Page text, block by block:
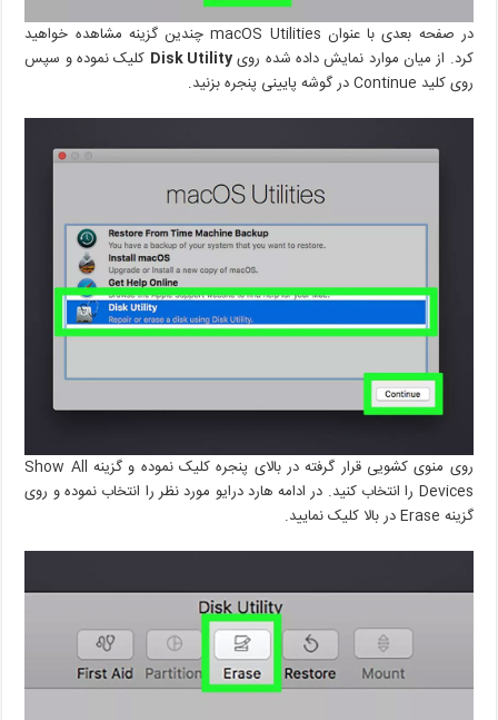
در صفحه بعدی با عنوان macOS Utilities چندین گزینه مشاهده خواهید
کرد. از میان موارد نمایش داده شده رویDisk Utility کلیک نموده و سپس
روی کلید Continue در گوشه پایینی پنجره بزنید.
روی منوی کشویی قرار گرفته در بالای پنجره کلیک نموده و گزینه Show All
Devices را انتخاب کنید. در ادامه هارد درایو مورد نظر را انتخاب نموده و روی
گزینه Erase در بالا کلیک نمایید.